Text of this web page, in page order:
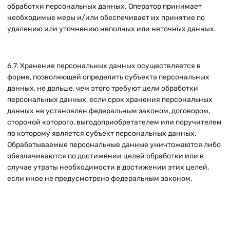
обработки персональных данных. Оператор принимает
необходимые меры и/или обеспечивает их принятие по
удалению или уточнению неполных или неточных данных.
6.7. Хранение персональных данных осуществляется в
форме, позволяющей определить субъекта персональных
данных, не дольше, чем этого требуют цели обработки
персональных данных, если срок хранения персональных
данных не установлен федеральным законом, договором,
стороной которого, выгодоприобретателем или поручителем
по которому является субъект персональных данных.
Обрабатываемые персональные данные уничтожаются либо
обезличиваются по достижении целей обработки или в
случае утраты необходимости в достижении этих целей,
если иное не предусмотрено федеральным законом.